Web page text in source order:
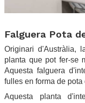
Falguera Pota
Originari d'Austràlia,
planta que pot fer-se
Aquesta falguera
fulles en forma de pota
Aquesta planta